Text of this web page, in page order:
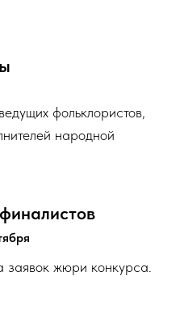
фольклористов,
народной
жюри конкурса.